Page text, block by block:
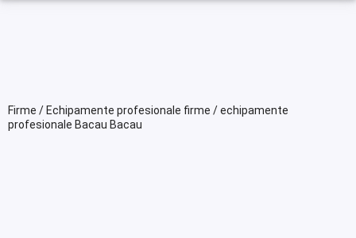
Firme / Echipamente profesionale firme / echipamente
profesionale Bacau Bacau